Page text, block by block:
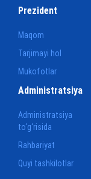
Prezident
Maqom
Tarjimayi hol
Mukofotlar
Administratsiya
Administratsiya
to‘g‘risida
Rahbariyat
Quyi tashkilotlar